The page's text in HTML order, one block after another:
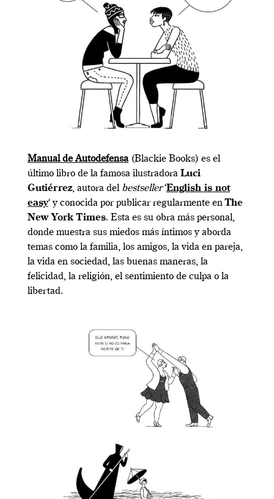
Manual de Autodefensa(Blackie Books) es el
último libro de la famosa ilustradora Luci
Gutiérrez, autora del bestseller‘English is not
easy‘ y conocida por publicar regularmente enThe
New York Times. Esta es su obra más personal,
donde muestra sus miedos más íntimos y aborda
temas como la familia, los amigos, la vida en pareja,
la vida en sociedad, las buenas maneras, la
felicidad, la religión, el sentimiento de culpa o la
libertad.